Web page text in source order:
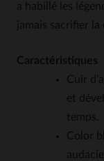
a habillé les
jamais sacrifier la
Caractéristiques
Cuir
et
temps.
Color